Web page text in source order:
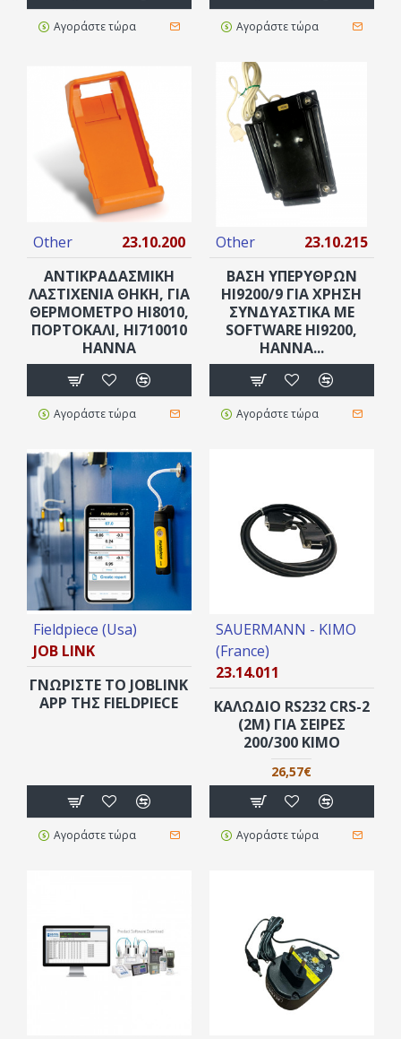
Αγοράστε τώρα Αγοράστε τώρα
Other
23.10.200
ΑΝΤΙΚΡΑΔΑΣΜΙΚΉ
ΛΑΣΤΙΧΈΝΙΑ ΘΉΚΗ, ΓΙΑ
ΘΕΡΜΌΜΕΤΡΟ HI8010,
ΠΟΡΤΟΚΑΛΊ, ΗΙ710010
ΗΑΝΝΑ
Αγοράστε τώρα
Other
23.10.215
ΒΑΣΗ ΥΠΕΡΥΘΡΩΝ
HI9200/9 ΓΙΑ ΧΡΉΣΗ
ΣΥΝΔΥΑΣΤΙΚΆ ΜΕ
SOFTWARE HI9200,
ΗΑΝΝΑ...
Αγοράστε τώρα
Fieldpiece (Usa)
JOB LINK
ΓΝΏΡΙΣΤΕ ΤΟ JOBLINK
APP ΤΗΣ FIELDPIECE
Αγοράστε τώρα
SAUERMANN - KIMO
(France)
23.14.011
ΚΑΛΩΔΙΟ RS232 CRS-2
(2M) ΓΙΑ ΣΕΙΡΈΣ
200/300 KIMO
26,57€
Αγοράστε τώρα